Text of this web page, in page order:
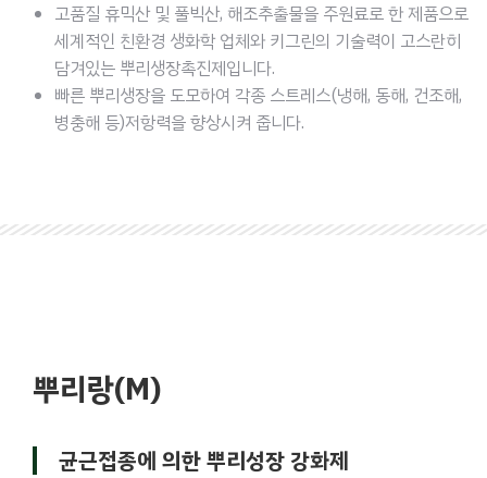
고품질 휴믹산 및 풀빅산, 해조추출물을 주원료로 한 제품으로
세계적인 친환경 생화학 업체와 키그린의 기술력이 고스란히
담겨있는 뿌리생장촉진제입니다.
빠른 뿌리생장을 도모하여 각종 스트레스(냉해, 동해, 건조해,
병충해 등)저항력을 향상시켜 줍니다.
뿌리랑(M)
균근접종에 의한 뿌리성장 강화제